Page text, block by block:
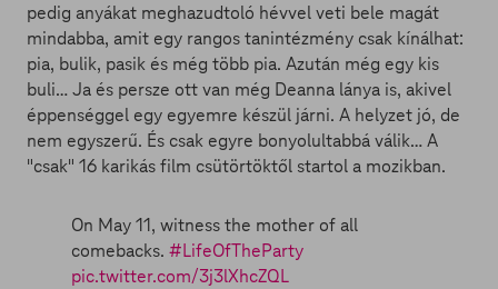
pedig anyákat meghazudtoló hévvel veti bele magát
mindabba, amit egy rangos tanintézmény csak kínálhat:
pia, bulik, pasik és még több pia. Azután még egy kis
buli… Ja és persze ott van még Deanna lánya is, akivel
éppenséggel egy egyemre készül járni. A helyzet jó, de
nem egyszerű. És csak egyre bonyolultabbá válik… A
"csak" 16 karikás film csütörtöktől startol a mozikban.
On May 11, witness the mother of all
comebacks. #LifeOfTheParty
pic.twitter.com/3j3lXhcZQL